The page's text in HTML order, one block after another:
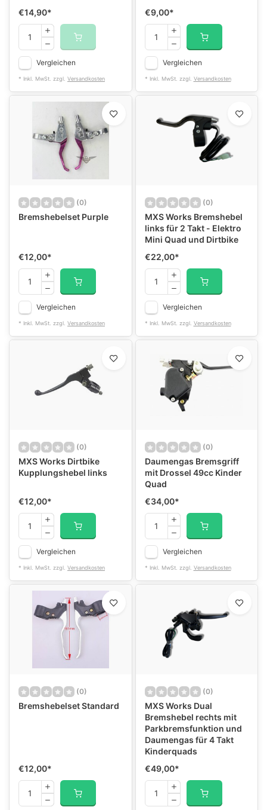
€14,90*
Vergleichen
* Inkl. MwSt. zzgl. Versandkosten
€9,00*
Vergleichen
* Inkl. MwSt. zzgl. Versandkosten
(0)
Bremshebelset Purple
€12,00*
Vergleichen
* Inkl. MwSt. zzgl. Versandkosten
(0)
MXS Works Bremshebel
links für 2 Takt - Elektro
Mini Quad und Dirtbike
€22,00*
Vergleichen
* Inkl. MwSt. zzgl. Versandkosten
(0)
MXS Works Dirtbike
Kupplungshebel links
€12,00*
Vergleichen
* Inkl. MwSt. zzgl. Versandkosten
(0)
Daumengas Bremsgriff
mit Drossel 49cc Kinder
Quad
€34,00*
Vergleichen
* Inkl. MwSt. zzgl. Versandkosten
(0)
Bremshebelset Standard
€12,00*
(0)
MXS Works Dual
Bremshebel rechts mit
Parkbremsfunktion und
Daumengas für 4 Takt
Kinderquads
€49,00*